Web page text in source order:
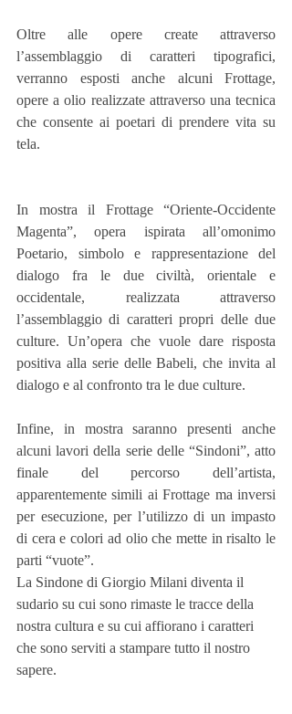
Oltre alle opere create attraverso
l’assemblaggio di caratteri tipografici,
verranno esposti anche alcuni Frottage,
opere a olio realizzate attraverso una tecnica
che consente ai poetari di prendere vita su
tela.
In mostra il Frottage “Oriente-Occidente
Magenta”, opera ispirata all’omonimo
Poetario, simbolo e rappresentazione del
dialogo fra le due civiltà, orientale e
occidentale, realizzata attraverso
l’assemblaggio di caratteri propri delle due
culture. Un’opera che vuole dare risposta
positiva alla serie delle Babeli, che invita al
dialogo e al confronto tra le due culture.
Infine, in mostra saranno presenti anche
alcuni lavori della serie delle “Sindoni”, atto
finale del percorso dell’artista,
apparentemente simili ai Frottage ma inversi
per esecuzione, per l’utilizzo di un impasto
di cera e colori ad olio che mette in risalto le
parti “vuote”.
La Sindone di Giorgio Milani diventa il
sudario su cui sono rimaste le tracce della
nostra cultura e su cui affiorano i caratteri
che sono serviti a stampare tutto il nostro
sapere.